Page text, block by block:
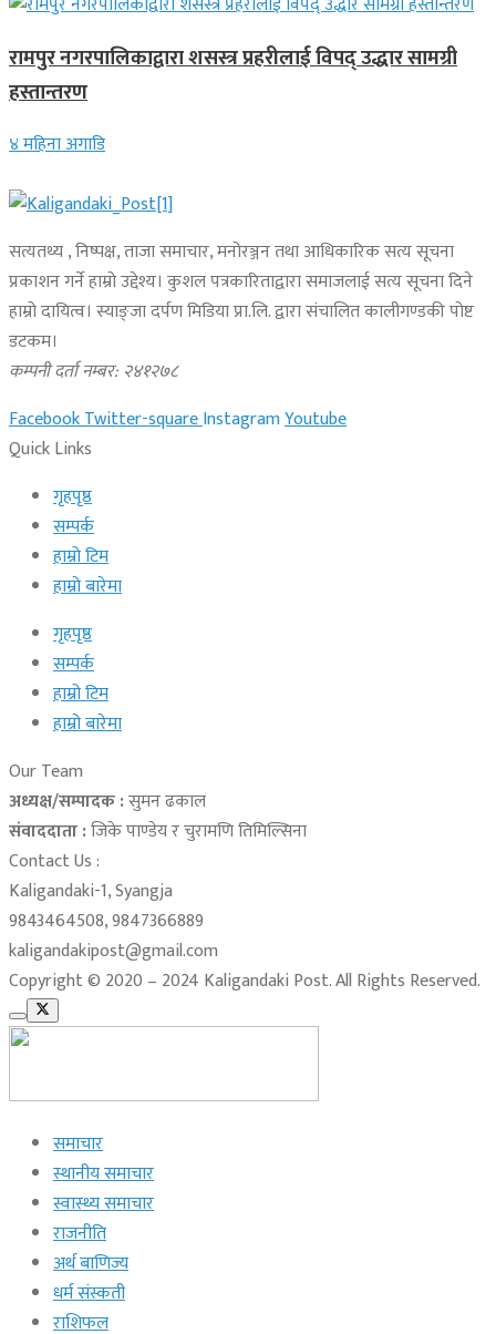
रामपुर नगरपालिकाद्वारा शसस्त्र प्रहरीलाई विपद् उद्धार सामग्री
हस्तान्तरण
४ महिना अगाडि
सत्यतथ्य , निष्पक्ष, ताजा समाचार, मनोरञ्जन तथा आधिकारिक सत्य सूचना
प्रकाशन गर्ने हाम्रो उद्देश्य। कुशल पत्रकारिताद्वारा समाजलाई सत्य सूचना दिने
हाम्रो दायित्व। स्याङ्जा दर्पण मिडिया प्रा.लि. द्वारा संचालित कालीगण्डकी पोष्ट
डटकम।
कम्पनी दर्ता नम्बर: २४१२७८
FacebookTwitter-squareInstagramYoutube
Quick Links
गृहपृष्ठ
सम्पर्क
हाम्रो टिम
हाम्रो बारेमा
गृहपृष्ठ
सम्पर्क
हाम्रो टिम
हाम्रो बारेमा
Our Team
अध्यक्ष/सम्पादक :सुमन ढकाल
संवाददाता :जिके पाण्डेय र चुरामणि तिमिल्सिना
Contact Us :
Kaligandaki-1, Syangja
9843464508, 9847366889
kaligandakipost@gmail.com
Copyright © 2020 – 2024 Kaligandaki Post. All Rights Reserved.
समाचार
स्थानीय समाचार
स्वास्थ्य समाचार
राजनीति
अर्थ बाणिज्य
धर्म संस्कती
राशिफल